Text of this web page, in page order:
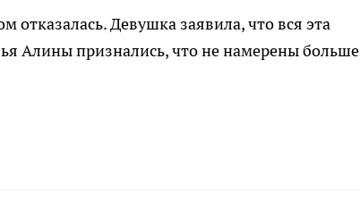
Девушка заявила, что вся эта
Алины признались, что не намерены больше